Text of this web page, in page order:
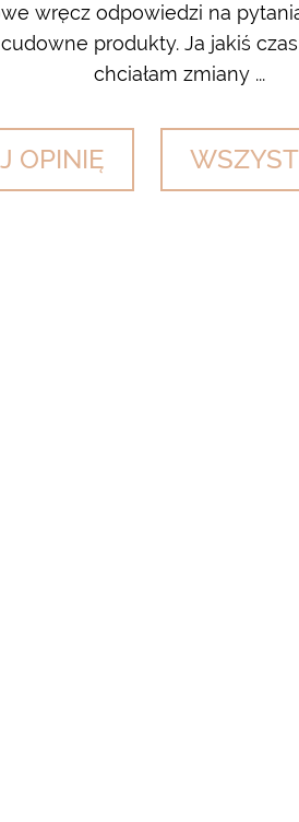
wręcz odpowiedzi na
produkty. Ja jakiś
chciałam zmiany ...
OPINIĘ